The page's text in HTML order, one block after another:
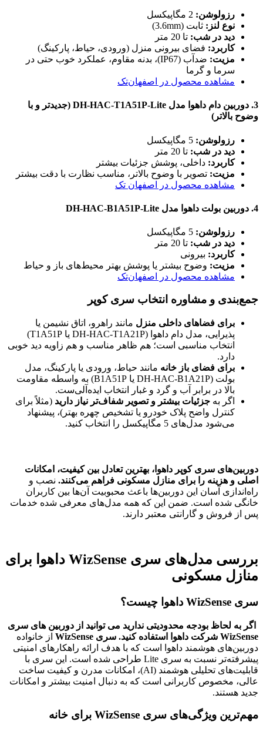
رزولوشن:
نوع لنز: ثابت (3.6mm)
دید در شب: تا 20 متر
کاربرد: فضای بیرونی منزل (ورودی، حیاط، پارکینگ)
مزیت:
ضدآب (IP67)، بدنه مقاوم، عملکرد خوب حتی در
سرما و گرما
مشاهده محصول در اصفهان‌تک
3.
دوربین دام داهوا مدل DH-HAC-T1A51P-Lite (جدیدتر و با
وضوح بالاتر)
رزولوشن:
دید در شب: تا 20 متر
کاربرد: داخلی، پوشش جزئیات بیشتر
مزیت: تصویر با وضوح بالاتر، مناسب نظارت با دقت بیشتر
مشاهده محصول در اصفهان تک
4. دوربین بولت داهوا مدل DH-HAC-B1A51P-Lite
رزولوشن:
دید در شب: تا 20 متر
کاربرد: بیرونی
مزیت: وضوح بیشتر یا پوشش بهتر محیط‌های باز و حیاط
مشاهده محصول در اصفهان‌تک
جمع‌بندی و مشاوره انتخاب سری کوپر
برای فضاهای داخلی منزل مانند راهرو، اتاق نشیمن یا
پذیرایی، مدل دام داهوا (DH-HAC-T1A21P یا T1A51P)
انتخاب مناسبی است؛ هم ظاهر مناسب و هم زاویه دید خوبی
دارد.
برای فضای باز خانه مانند حیاط، ورودی یا پارکینگ، مدل
بولت (DH-HAC-B1A21P یا B1A51P) به واسطه مقاومت
بالا در برابر آب و گرد و غبار انتخاب ایده‌آلی‌ست.
اگر به جزئیات بیشتر و تصویر شفاف‌تر نیاز دارید (مثلاً برای
کنترل واضح پلاک خودرو یا تشخیص چهره بهتر)، پیشنهاد
می‌شود مدل‌های 5 مگاپیکسل را انتخاب کنید.
دوربین‌های سری کوپر داهوا، بهترین تعادل بین کیفیت، امکانات
اصلی و هزینه را برای منازل مسکونی فراهم می‌کنند. نصب و
راه‌اندازی آسان این دوربین‌ها باعث محبوبیت آن‌ها بین کاربران
خانگی شده است. ضمن این که همه مدل‌های معرفی شده خدمات
پس از فروش و گارانتی معتبر دارند.
بررسی مدل‌های سری WizSense داهوا برای
منازل مسکونی
سری WizSense داهوا چیست؟
اگر به لحاظ بودجه محدودیتی ندارید می توانید از دوربین های سری
WizSense شرکت داهوا استفاده کنید. سری WizSense
از خانواده
دوربین‌های هوشمند داهوا است که با هدف ارائه راهکارهای امنیتی
پیشرفته‌تر نسبت به سری Lite طراحی شده است. این سری با
قابلیت‌های تحلیلی هوشمند (AI)، امکانات مدرن و کیفیت ساخت
عالی، مخصوص کاربرانی است که به دنبال امنیت بیشتر و امکانات
جدید هستند.
مهم‌ترین ویژگی‌های سری WizSense برای خانه